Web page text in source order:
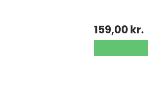
159,00 kr.